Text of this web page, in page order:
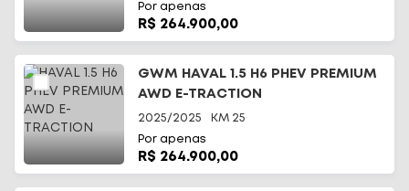
Por apenas
R$ 264.900,00
GWM HAVAL 1.5 H6 PHEV PREMIUM
AWD E-TRACTION
2025/2025 KM 25
Por apenas
R$ 264.900,00